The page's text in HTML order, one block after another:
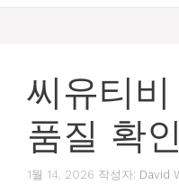
씨유티
품질 확
1월 14, 2026 작성자: David